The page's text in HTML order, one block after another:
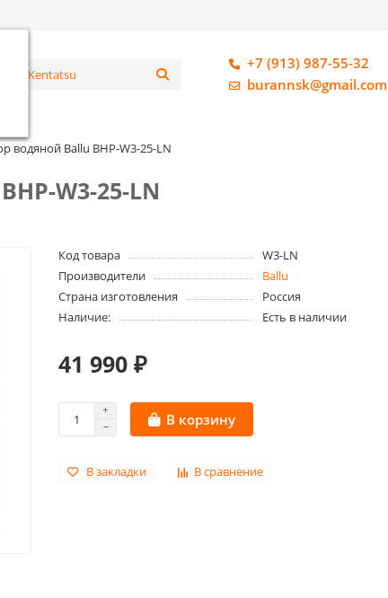
+7 (913) 987-55-32
burannsk@gmail.com
водяной Ballu BHP-W3-25-LN
W3-25-LN
Код товара
W3-LN
Производители
Ballu
Страна изготовления
Россия
Наличие:
Есть в наличии
41 990 ₽
В корзину
В закладки В сравнение